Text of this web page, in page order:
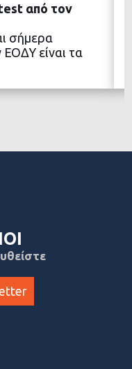
από τον
σήμερα
είναι τα